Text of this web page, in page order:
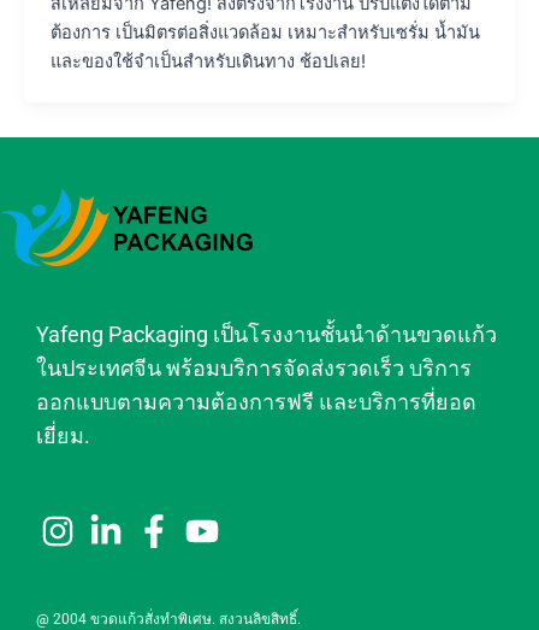
ต้องการ เป็นมิตรต่อสิ่งแวดล้อม เหมาะสำหรับเซรั่ม น้ำมัน
และของใช้จำเป็นสำหรับเดินทาง ช้อปเลย!
Yafeng Packaging เป็นโรงงานชั้นนำด้านขวดแก้ว
ในประเทศจีน พร้อมบริการจัดส่งรวดเร็ว บริการ
ออกแบบตามความต้องการฟรี และบริการที่ยอด
เยี่ยม.
@ 2004 ขวดแก้วสั่งทำพิเศษ. สงวนลิขสิทธิ์.